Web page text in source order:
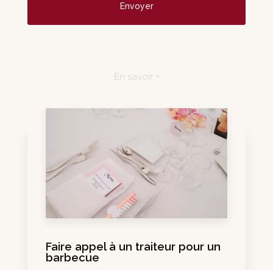
En savoir +
Faire appel à un traiteur pour un
barbecue